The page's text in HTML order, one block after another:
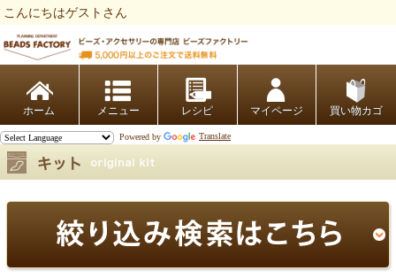
こんにちはゲストさん
ホーム レシピ マイページ 買い物カゴ
Powered by Translate